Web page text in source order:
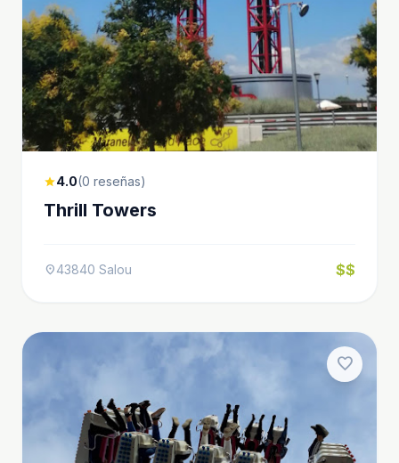
star4.0(0 reseñas)
Thrill Towers
location_on43840 Salou $$
favorite